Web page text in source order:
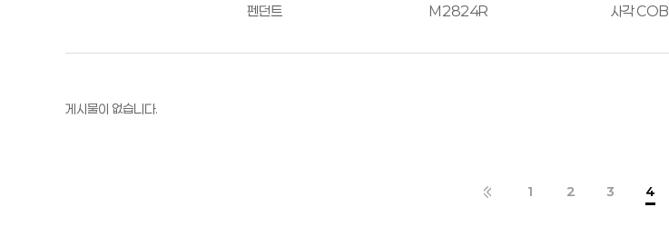
펜던트
M2824R
사각 COB
게시물이 없습니다.
1 2 3 4